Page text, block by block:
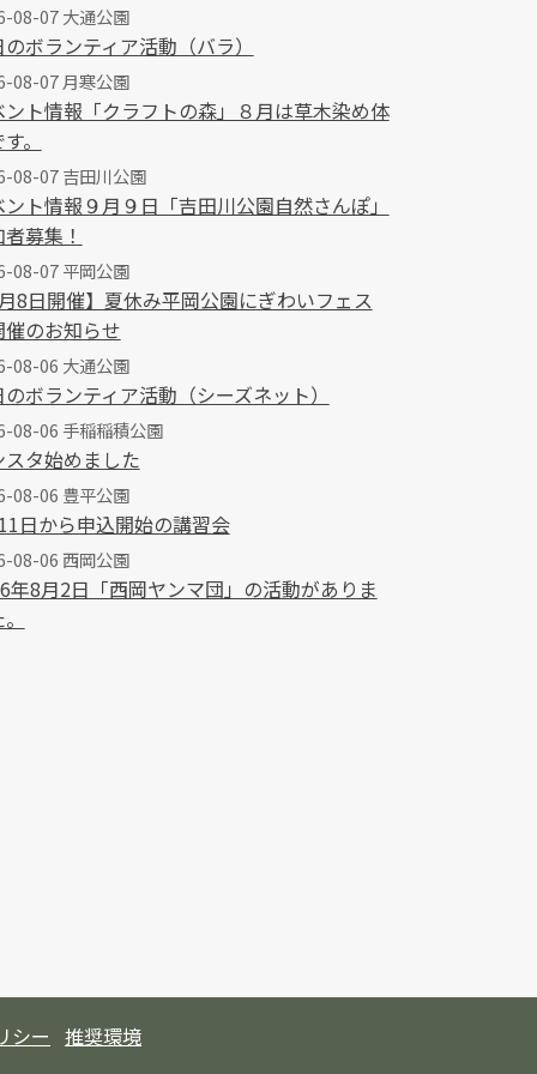
08-07 大通公園
ボランティア活動（バラ）
08-07 月寒公園
ント情報「クラフトの森」８月は草木染め体
。
08-07 吉田川公園
ント情報９月９日「吉田川公園自然さんぽ」
募集！
08-07 平岡公園
月8日開催】夏休み平岡公園にぎわいフェス
催のお知らせ
08-06 大通公園
ボランティア活動（シーズネット）
08-06 手稲稲積公園
スタ始めました
08-06 豊平公園
日から申込開始の講習会
08-06 西岡公園
年8月2日「西岡ヤンマ団」の活動がありま
シー 推奨環境